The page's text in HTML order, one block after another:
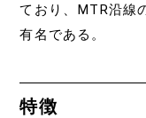
ており、MTR沿線
有名である。
特徴